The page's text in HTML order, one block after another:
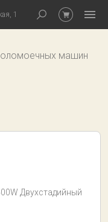
1
машин